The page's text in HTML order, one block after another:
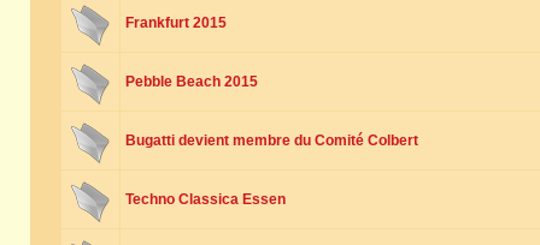
Frankfurt 2015
Pebble Beach 2015
Bugatti devient membre du Comité Colbert
Techno Classica Essen